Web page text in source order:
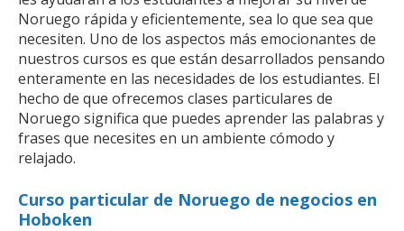
Noruego rápida y eficientemente, sea lo que sea que
necesiten. Uno de los aspectos más emocionantes de
nuestros cursos es que están desarrollados pensando
enteramente en las necesidades de los estudiantes. El
hecho de que ofrecemos clases particulares de
Noruego significa que puedes aprender las palabras y
frases que necesites en un ambiente cómodo y
relajado.
Curso particular de Noruego de negocios en
Hoboken